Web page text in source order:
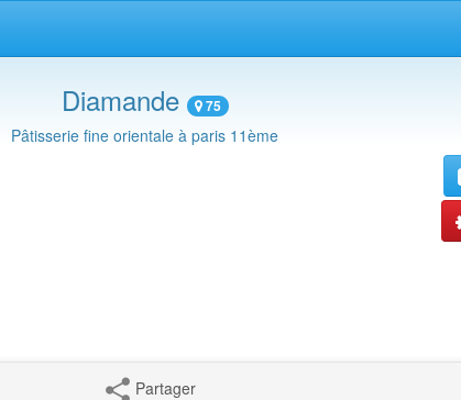
Diamande 75
Pâtisserie fine orientale à paris 11ème
Partager